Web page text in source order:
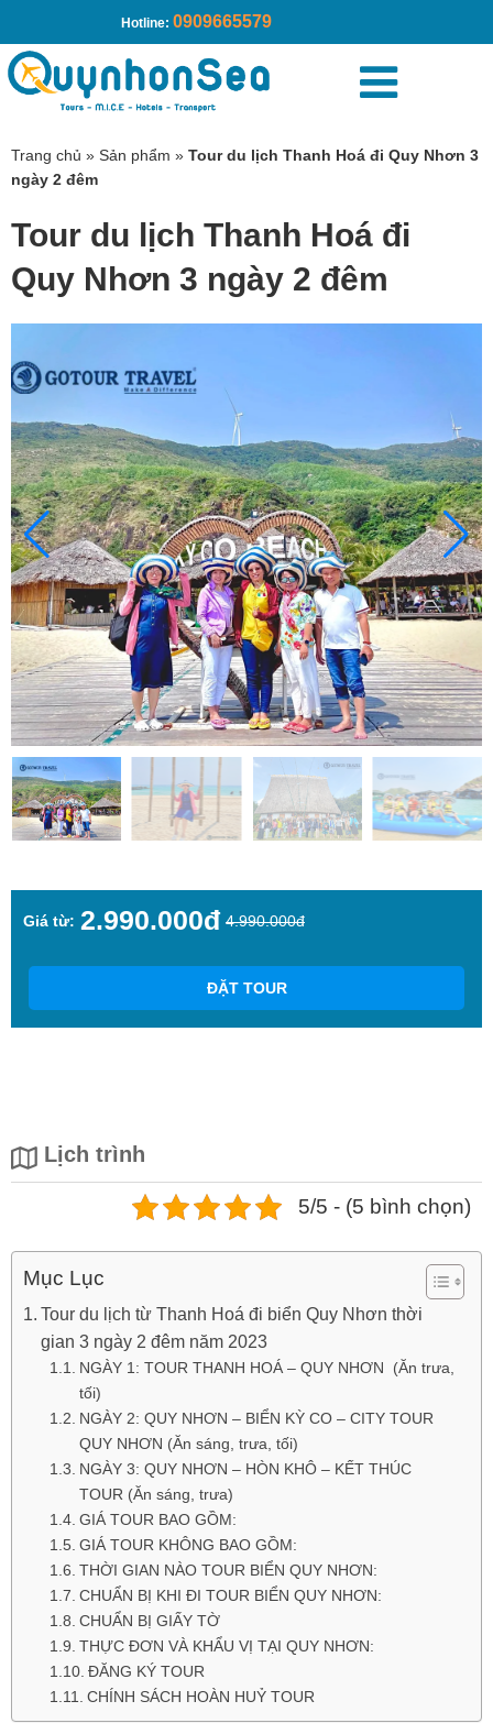
Hotline: 0909665579
Trang chủ » Sản phẩm » Tour du lịch Thanh Hoá đi Quy Nhơn 3
ngày 2 đêm
Tour du lịch Thanh Hoá đi
Quy Nhơn 3 ngày 2 đêm
Giá từ: 2.990.000đ 4.990.000đ
ĐẶT TOUR
Lịch trình
5/5 - (5 bình chọn)
Mục Lục
Tour du lịch từ Thanh Hoá đi biển Quy Nhơn thời
gian 3 ngày 2 đêm năm 2023
NGÀY 1: TOUR THANH HOÁ – QUY NHƠN (Ăn trưa,
tối)
NGÀY 2: QUY NHƠN – BIỂN KỲ CO – CITY TOUR
QUY NHƠN (Ăn sáng, trưa, tối)
NGÀY 3: QUY NHƠN – HÒN KHÔ – KẾT THÚC
TOUR (Ăn sáng, trưa)
GIÁ TOUR BAO GỒM:
GIÁ TOUR KHÔNG BAO GỒM:
THỜI GIAN NÀO TOUR BIỂN QUY NHƠN:
CHUẨN BỊ KHI ĐI TOUR BIỂN QUY NHƠN:
CHUẨN BỊ GIẤY TỜ
THỰC ĐƠN VÀ KHẨU VỊ TẠI QUY NHƠN:
ĐĂNG KÝ TOUR
CHÍNH SÁCH HOÀN HUỶ TOUR